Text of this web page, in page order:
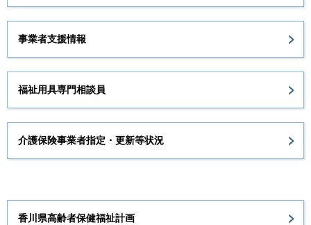
事業者支援情報
福祉用具専門相談員
介護保険事業者指定・更新等状況
香川県高齢者保健福祉計画